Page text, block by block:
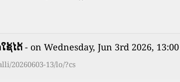
ຊ້ໄດ້ - on Wednesday, Jun 3rd 2026,
20260603-13/lo/?cs